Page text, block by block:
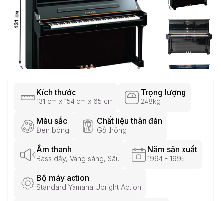
Kích thước
131 cm x 154 cm x 65 cm
Trọng lượng
248kg
Màu sắc
Đen bóng
Chất liệu thân đàn
Gỗ thông
Âm thanh
Bass dầy, Vang sáng, Sâu
Năm sản xuất
1994 - 1995
Bộ máy action
Standard Yamaha Upright Action